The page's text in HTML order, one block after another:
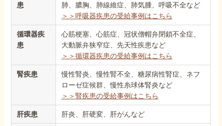
患
肺、膿胸、肺線維症、肺気腫、呼吸不全など
＞＞呼吸器疾患の受給事例はこちら
循環器疾
患
心筋梗塞、心筋症、冠状僧帽弁閉鎖不全症、
大動脈弁狭窄症、先天性疾患など
＞＞循環器疾患の受給事例はこちら
腎疾患
慢性腎炎、慢性腎不全、糖尿病性腎症、ネフ
ローゼ症候群、慢性糸球体腎炎など
＞＞腎疾患の受給事例はこちら
肝疾患 肝炎、肝硬変、肝がんなど